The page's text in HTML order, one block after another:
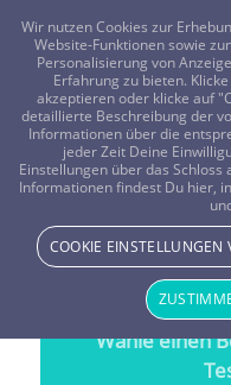
FRAGEN?
Astrologen & Horoskopdeutung
Treffsichere Beratung
20
Wähle einen
Wir nutzen Cookies zur
Website-Funktionen sowie
Personalisierung von
Erfahrung zu bieten.
akzeptieren oder klicke auf
detaillierte Beschreibung der
Informationen über die
jeder Zeit Deine
Einstellungen über das
Informationen findest Du hier,
COOKIE EINSTELLUNGEN